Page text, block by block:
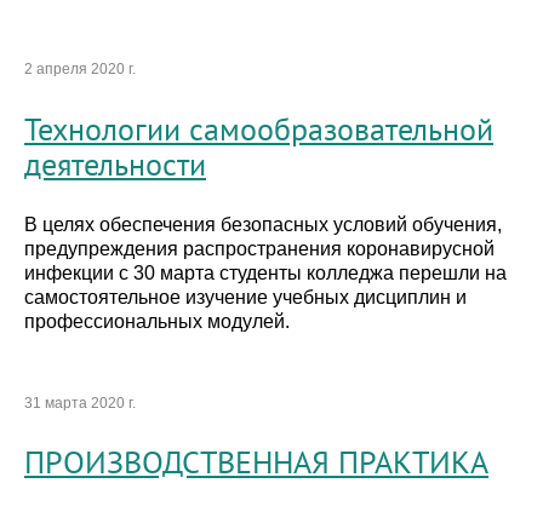
2 апреля 2020 г.
Технологии самообразовательной
деятельности
В целях обеспечения безопасных условий обучения,
предупреждения распространения коронавирусной
инфекции с 30 марта студенты колледжа перешли на
самостоятельное изучение учебных дисциплин и
профессиональных модулей.
31 марта 2020 г.
ПРОИЗВОДСТВЕННАЯ ПРАКТИКА